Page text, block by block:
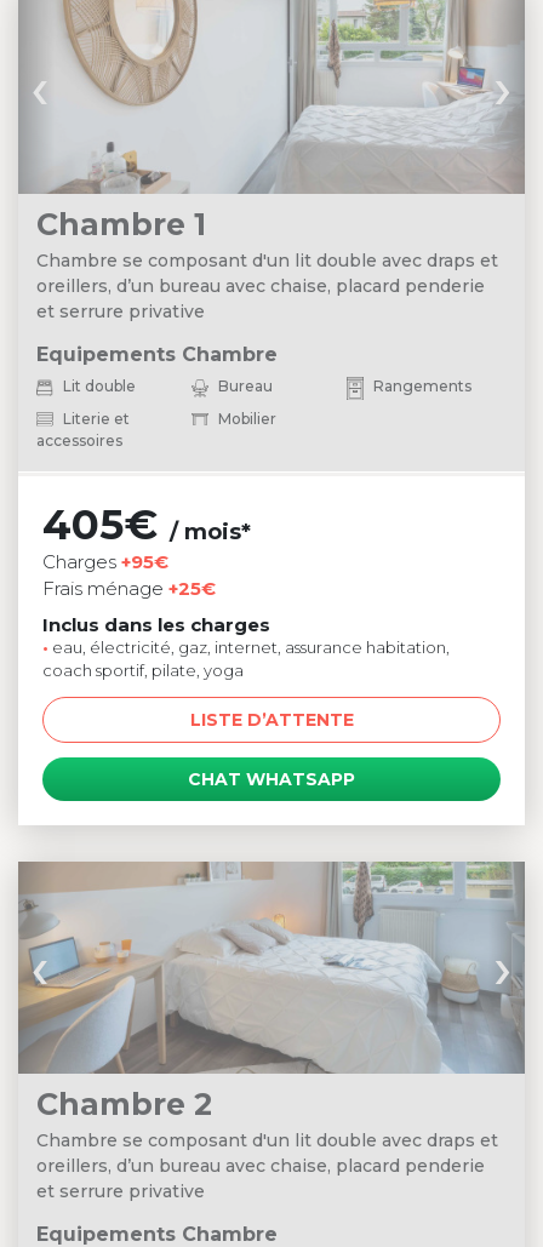
‹ ›
Chambre 1
Chambre se composant d'un lit double avec draps et
oreillers, d’un bureau avec chaise, placard penderie
et serrure privative
Equipements Chambre
Lit double Bureau
Rangements
Literie et
accessoires
Mobilier
405€ / mois*
Charges +95€
Frais ménage +25€
Inclus dans les charges
• eau, électricité, gaz, internet, assurance habitation,
coach sportif, pilate, yoga
LISTE D’ATTENTE
CHAT WHATSAPP
‹ ›
Chambre 2
Chambre se composant d'un lit double avec draps et
oreillers, d’un bureau avec chaise, placard penderie
et serrure privative
Equipements Chambre